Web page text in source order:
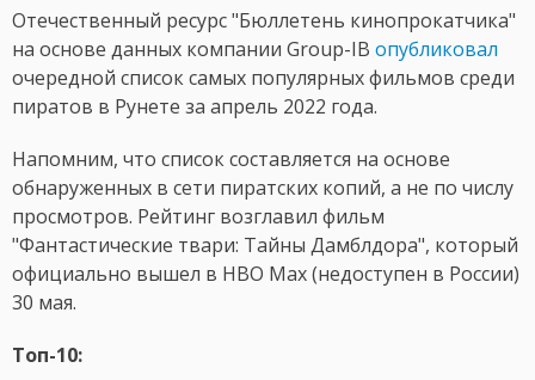
Отечественный ресурс "Бюллетень кинопрокатчика"
на основе данных компании Group-IB опубликовал
очередной список самых популярных фильмов среди
пиратов в Рунете за апрель 2022 года.
Напомним, что список составляется на основе
обнаруженных в сети пиратских копий, а не по числу
просмотров. Рейтинг возглавил фильм
"Фантастические твари: Тайны Дамблдора", который
официально вышел в HBO Max (недоступен в России)
30 мая.
Топ-10: